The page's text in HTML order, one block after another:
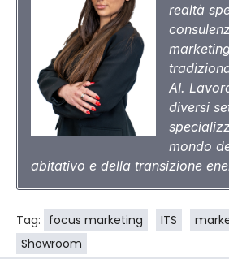
realtà
AI.
diversi
mondo
abitativo e della transizione
Tag: focus marketing ITS
Showroom